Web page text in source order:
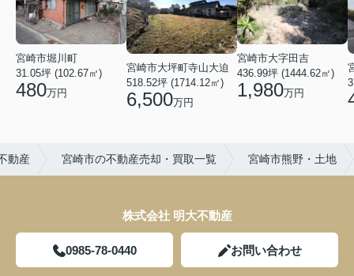
宮崎市堀川町
31.05坪 (102.67㎡)
480万円
宮崎市大坪町寺山大迫
518.52坪 (1714.12㎡)
6,500万円
宮崎市大字田吉
436.99坪 (1444.62㎡)
1,980万円
動産 宮崎市の不動産売却・買取一覧 宮崎市熊野・土地
株式会社 明大不動産
0985-78-0440 お問い合わせ